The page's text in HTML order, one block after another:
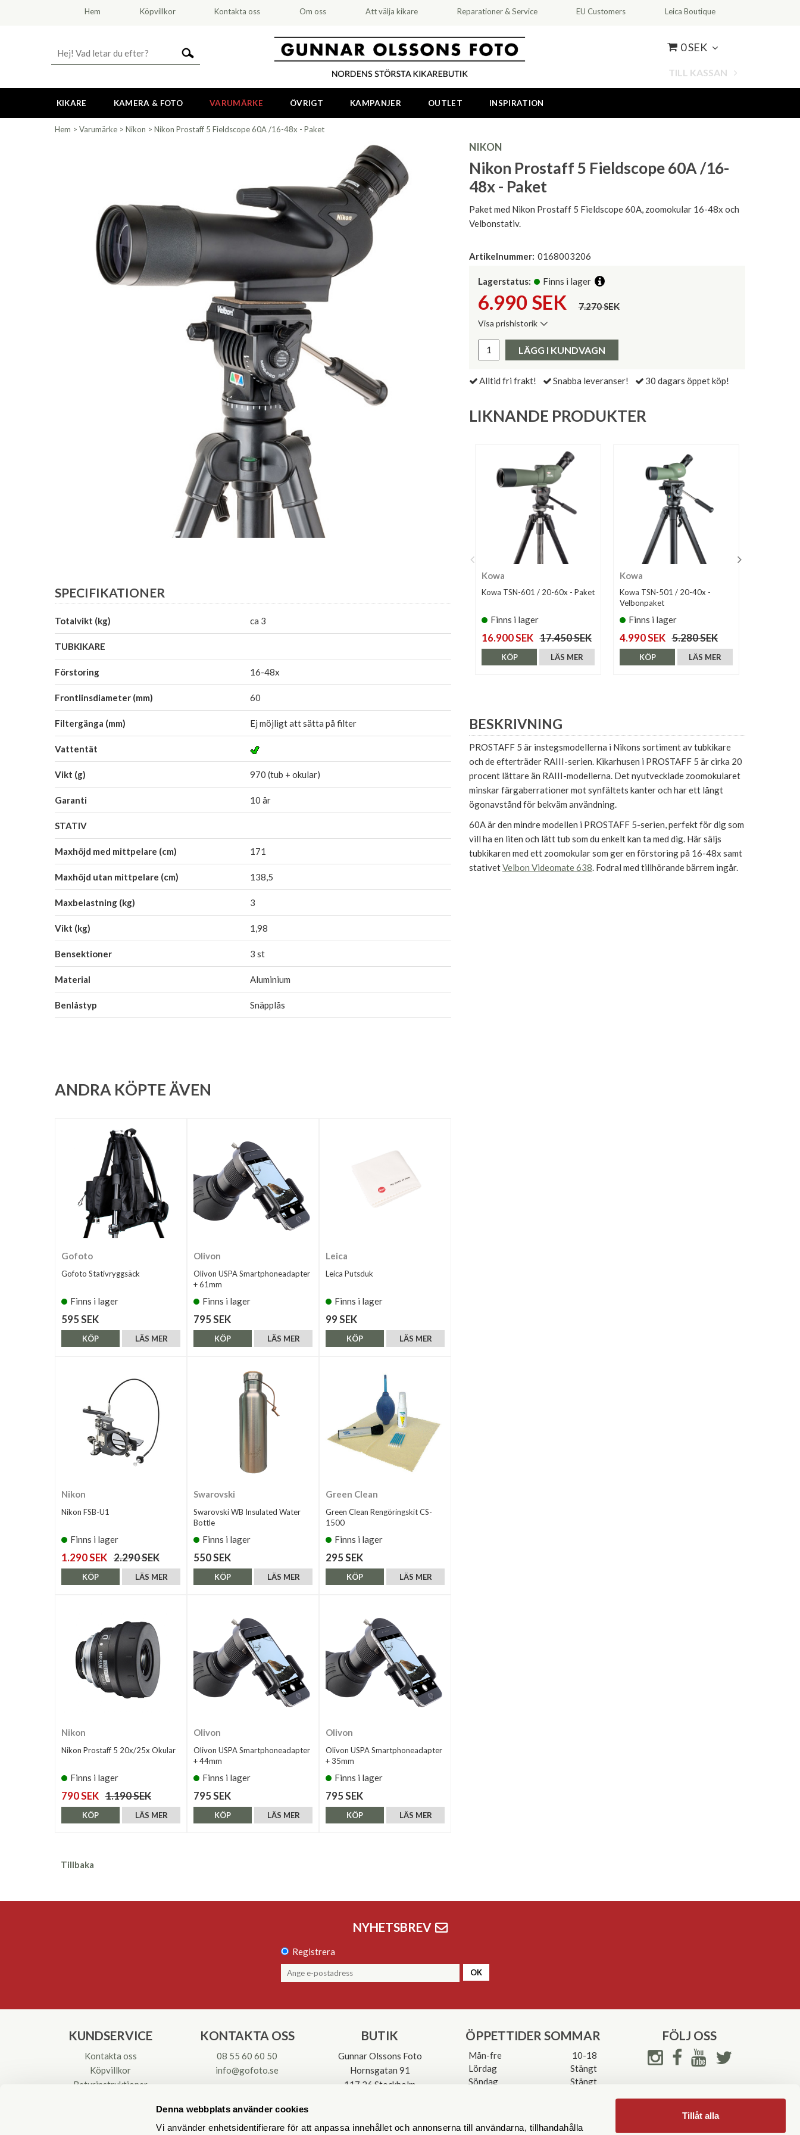
Denna webbplats använder cookies
Vi använder enhetsidentifierare för att anpassa innehållet och annonserna till användarna, tillhandahålla
Tillåt alla
Hem Köpvillkor Kontakta oss Om oss Att välja kikare Reparationer & Service EU Customers Leica Boutique
0 SEK
TILL KASSAN
KIKARE KAMERA & FOTO VARUMÄRKE ÖVRIGT KAMPANJER OUTLET INSPIRATION
Hem > Varumärke > Nikon > Nikon Prostaff 5 Fieldscope 60A /16-48x - Paket
NIKON
Nikon Prostaff 5 Fieldscope 60A /16-
48x - Paket
Paket med Nikon Prostaff 5 Fieldscope 60A, zoomokular 16-48x och
Velbonstativ.
Artikelnummer: 0168003206
Lagerstatus: Finns i lager
6.990 SEK 7.270 SEK
Visa prishistorik
Pris:
LÄGG I KUNDVAGN
Alltid fri frakt! Snabba leveranser! 30 dagars öppet köp!
LIKNANDE PRODUKTER
Kowa
Kowa TSN-601 / 20-60x - Paket
Finns i lager
16.900 SEK 17.450 SEK
LÄS MER
KÖP
Kowa
Kowa TSN-501 / 20-40x -
Velbonpaket
Finns i lager
4.990 SEK 5.280 SEK
LÄS MER
KÖP
BESKRIVNING
PROSTAFF 5 är instegsmodellerna i Nikons sortiment av tubkikare
och de efterträder RAIII-serien. Kikarhusen i PROSTAFF 5 är cirka 20
procent lättare än RAIII-modellerna. Det nyutvecklade zoomokularet
minskar färgaberrationer mot synfältets kanter och har ett långt
ögonavstånd för bekväm användning.
60A är den mindre modellen i PROSTAFF 5-serien, perfekt för dig som
vill ha en liten och lätt tub som du enkelt kan ta med dig. Här säljs
tubkikaren med ett zoomokular som ger en förstoring på 16-48x samt
stativetVelbon Videomate 638. Fodral med tillhörande bärrem ingår.
SPECIFIKATIONER
Totalvikt (kg) ca 3
TUBKIKARE
Förstoring 16-48x
Frontlinsdiameter (mm) 60
Filtergänga (mm) Ej möjligt att sätta på filter
Vattentät
Vikt (g) 970 (tub + okular)
Garanti 10 år
STATIV
Maxhöjd med mittpelare (cm) 171
Maxhöjd utan mittpelare (cm) 138,5
Maxbelastning (kg) 3
Vikt (kg) 1,98
Bensektioner 3 st
Material Aluminium
Benlåstyp Snäpplås
ANDRA KÖPTE ÄVEN
Gofoto
Gofoto Stativryggsäck
Finns i lager
595 SEK
LÄS MER
KÖP
Olivon
Olivon USPA Smartphoneadapter
+ 61mm
Finns i lager
795 SEK
LÄS MER
KÖP
Leica
Leica Putsduk
Finns i lager
99 SEK
LÄS MER
KÖP
Nikon
Nikon FSB-U1
Finns i lager
1.290 SEK 2.290 SEK
LÄS MER
KÖP
Swarovski
Swarovski WB Insulated Water
Bottle
Finns i lager
550 SEK
LÄS MER
KÖP
Green Clean
Green Clean Rengöringskit CS-
1500
Finns i lager
295 SEK
LÄS MER
KÖP
Nikon
Nikon Prostaff 5 20x/25x Okular
Finns i lager
790 SEK 1.190 SEK
LÄS MER
KÖP
Olivon
Olivon USPA Smartphoneadapter
+ 44mm
Finns i lager
795 SEK
LÄS MER
KÖP
Olivon
Olivon USPA Smartphoneadapter
+ 35mm
Finns i lager
795 SEK
LÄS MER
KÖP
Tillbaka
NYHETSBREV
Registrera
OK
KUNDSERVICE
Kontakta oss
Köpvillkor
Returinstruktioner
KONTAKTA OSS
08 55 60 60 50
info@gofoto.se
BUTIK
Gunnar Olssons Foto
Hornsgatan 91
117 26 Stockholm
ÖPPETTIDER SOMMAR
Mån-fre
10-18
Lördag
Stängt
Söndag
Stängt
FÖLJ OSS